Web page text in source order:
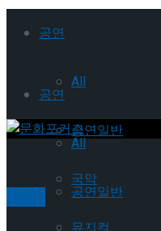
공연
All
공연일반
국악
공연
All
공연일반